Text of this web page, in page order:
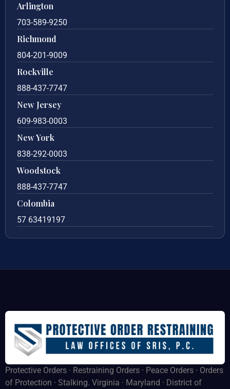
Arlington
703-589-9250
Richmond
804-201-9009
Rockville
888-437-7747
New Jersey
609-983-0003
New York
838-292-0003
Woodstock
888-437-7747
Colombia
57 63419197
Protective Orders · Restraining Orders · Peace Orders · Orders
of Protection · Stalking. Virginia · Maryland · District of